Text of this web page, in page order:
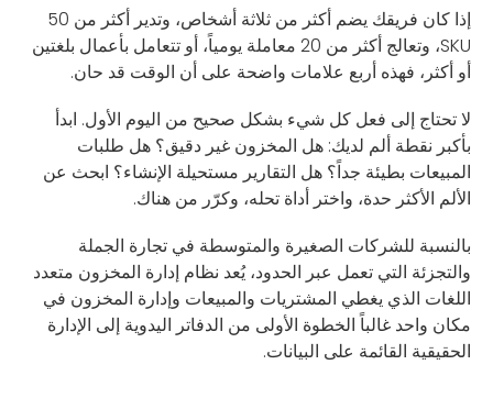
إذا كان فريقك يضم أكثر من ثلاثة أشخاص، وتدير أكثر من 50
SKU، وتعالج أكثر من 20 معاملة يومياً، أو تتعامل بأعمال بلغتين
أو أكثر، فهذه أربع علامات واضحة على أن الوقت قد حان.
لا تحتاج إلى فعل كل شيء بشكل صحيح من اليوم الأول. ابدأ
بأكبر نقطة ألم لديك: هل المخزون غير دقيق؟ هل طلبات
المبيعات بطيئة جداً؟ هل التقارير مستحيلة الإنشاء؟ ابحث عن
الألم الأكثر حدة، واختر أداة تحله، وكرّر من هناك.
بالنسبة للشركات الصغيرة والمتوسطة في تجارة الجملة
والتجزئة التي تعمل عبر الحدود، يُعد نظام إدارة المخزون متعدد
اللغات الذي يغطي المشتريات والمبيعات وإدارة المخزون في
مكان واحد غالباً الخطوة الأولى من الدفاتر اليدوية إلى الإدارة
الحقيقية القائمة على البيانات.